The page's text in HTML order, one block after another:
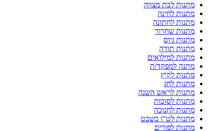
מתנות לבת מצווה
מתנות לחינה
מתנות לחתונה
מתנות שחרור
מתנות גיוס
מתנות תודה
מתנות למילואים
מתנה למפקד/ת
מתנות לקיץ
מתנות לחג
מתנות לראש השנה
מתנות לסוכות
מתנות לחנוכה
מתנות לט"ו בשבט
מתנות לפורים